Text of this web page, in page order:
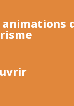
animations
ou
à
pour des
amis.